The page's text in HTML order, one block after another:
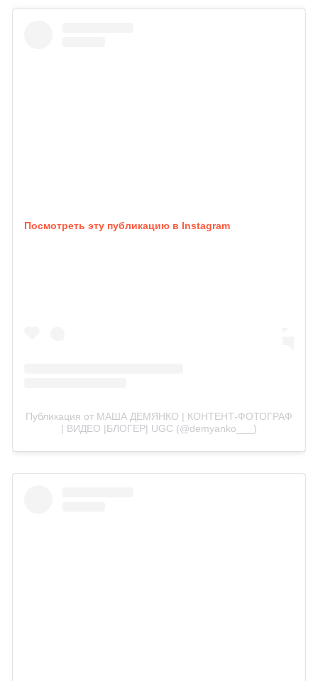
Посмотреть эту публикацию в Instagram
Публикация от МАША ДЕМЯНКО | КОНТЕНТ-ФОТОГРАФ
| ВИДЕО |БЛОГЕР| UGC (@demyanko___)